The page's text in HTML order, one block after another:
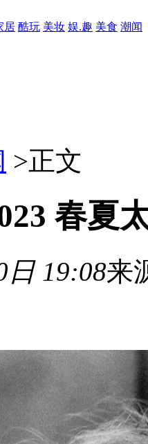
居 酷玩 美妆 娱.趣 美食 潮闻
>正文
春夏
日 19:08来